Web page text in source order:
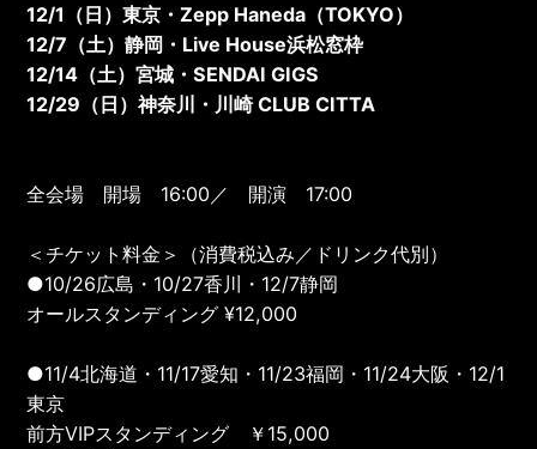
12/1（日）東京・Zepp Haneda（TOKYO）
12/7（土）静岡・Live House浜松窓枠
12/14（土）宮城・SENDAI GIGS
12/29（日）神奈川・川崎 CLUB CITTA
全会場 開場 16:00／ 開演 17:00
＜チケット料金＞（消費税込み／ドリンク代別）
●10/26広島・10/27香川・12/7静岡
オールスタンディング ¥12,000
●11/4北海道・11/17愛知・11/23福岡・11/24大阪・12/1
東京
前方VIPスタンディング ￥15,000